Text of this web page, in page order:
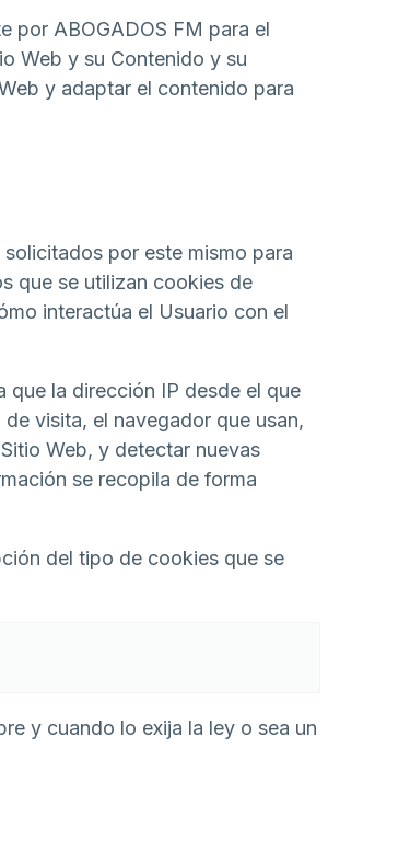
por ABOGADOS FM para el
Web y su Contenido y su
y adaptar el contenido para
por este mismo para
que se utilizan cookies de
interactúa el Usuario con el
que la dirección IP desde el que
visita, el navegador que usan,
Web, y detectar nuevas
se recopila de forma
del tipo de cookies que se
y cuando lo exija la ley o sea un